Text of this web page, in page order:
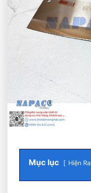
Mục lục Hiện Ra